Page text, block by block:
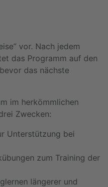
vor. Nach jedem
das Programm auf den
das nächste
im herkömmlichen
Zwecken:
Unterstützung bei
zum Training der
längerer und